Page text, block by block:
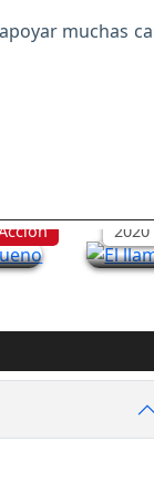
muchas
2020